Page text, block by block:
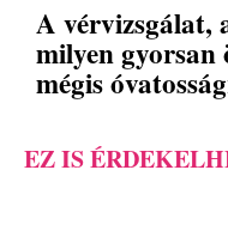
A vérvizsgálat,
milyen gyorsan
mégis
EZ IS